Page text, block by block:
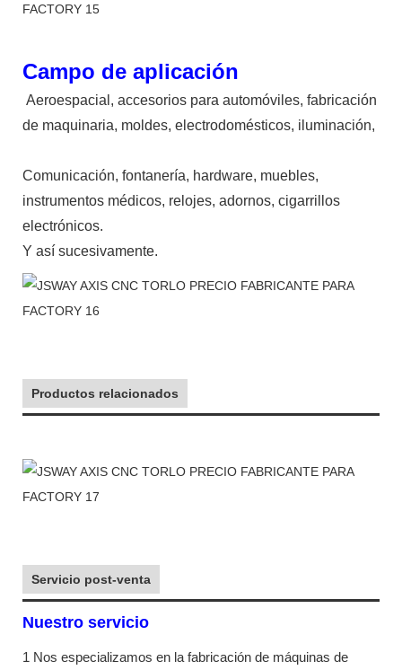
Campo de aplicación
Aeroespacial, accesorios para automóviles, fabricación
de maquinaria, moldes, electrodomésticos, iluminación,
Comunicación, fontanería, hardware, muebles,
instrumentos médicos, relojes, adornos, cigarrillos
electrónicos.
Y así sucesivamente.
Productos relacionados
Servicio post-venta
Nuestro servicio
1 Nos especializamos en la fabricación de máquinas de